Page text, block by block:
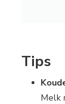
Tips
Melk